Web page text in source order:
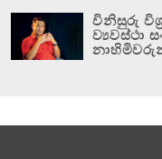
විනිසුරු
ව්‍යවස්ථා